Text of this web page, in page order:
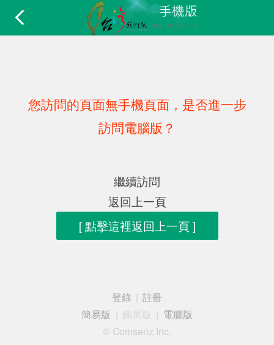
您訪問的頁面無手機頁面，是否進一步
訪問電腦版？
繼續訪問
返回上一頁
[ 點擊這裡返回上一頁 ]
登錄
註冊
簡易版
觸屏版
電腦版
© Comsenz Inc.